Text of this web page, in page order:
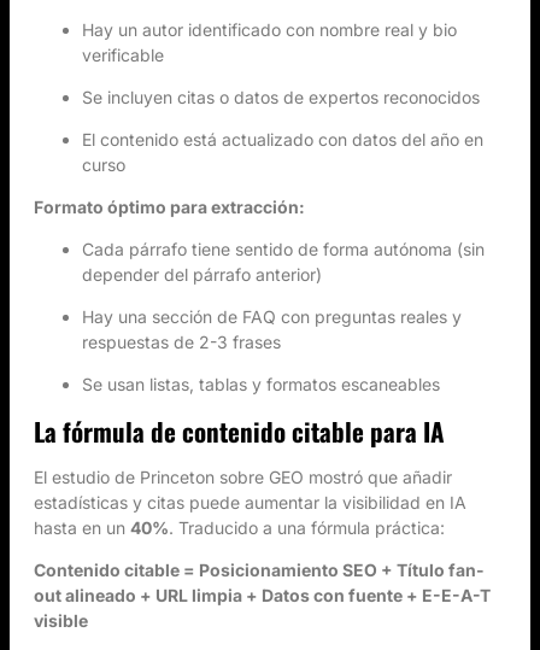
Hay un autor identificado con nombre real y bio
verificable
Se incluyen citas o datos de expertos reconocidos
El contenido está actualizado con datos del año en
curso
Formato óptimo para extracción:
Cada párrafo tiene sentido de forma autónoma (sin
depender del párrafo anterior)
Hay una sección de FAQ con preguntas reales y
respuestas de 2-3 frases
Se usan listas, tablas y formatos escaneables
La fórmula de contenido citable para IA
El estudio de Princeton sobre GEO mostró que añadir
estadísticas y citas puede aumentar la visibilidad en IA
hasta en un 40%. Traducido a una fórmula práctica:
Contenido citable = Posicionamiento SEO + Título fan-
out alineado + URL limpia + Datos con fuente + E-E-A-T
visible